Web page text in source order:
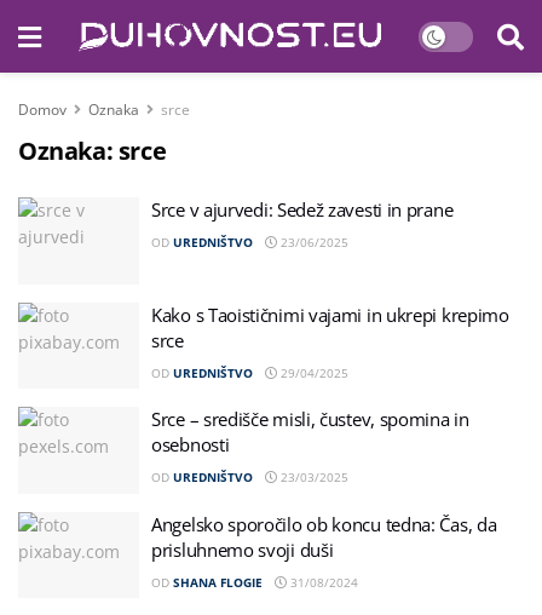
Domov Oznaka srce
Oznaka: srce
Srce v ajurvedi: Sedež zavesti in prane
OD UREDNIŠTVO 23/06/2025
Kako s Taoističnimi vajami in ukrepi krepimo
srce
OD UREDNIŠTVO 29/04/2025
Srce – središče misli, čustev, spomina in
osebnosti
OD UREDNIŠTVO 23/03/2025
Angelsko sporočilo ob koncu tedna: Čas, da
prisluhnemo svoji duši
OD SHANA FLOGIE 31/08/2024